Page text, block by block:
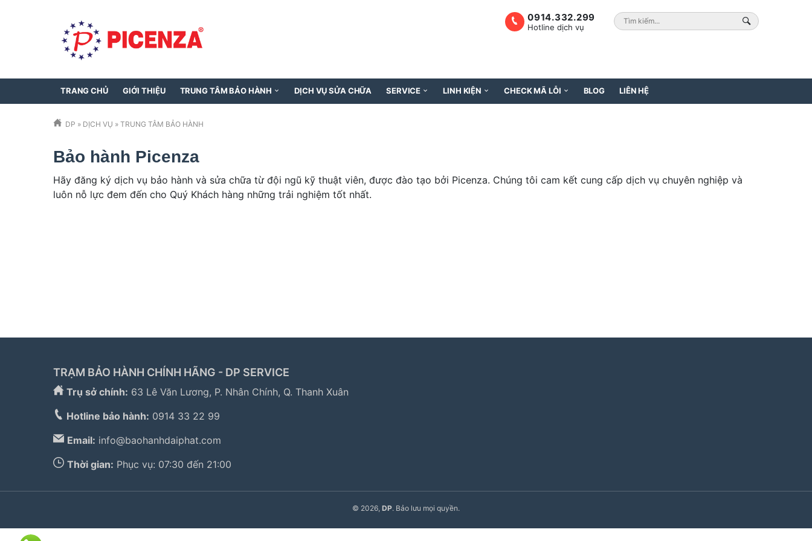
0914.332.299
Hotline dịch vụ
TRANG CHỦ GIỚI THIỆU TRUNG TÂM BẢO HÀNH DỊCH VỤ SỬA CHỮA SERVICE LINH KIỆN CHECK MÃ LỖI BLOG LIÊN HỆ
DP » DỊCH VỤ » TRUNG TÂM BẢO HÀNH
Bảo hành Picenza
Hãy đăng ký dịch vụ bảo hành và sửa chữa từ đội ngũ kỹ thuật viên, được đào tạo bởi Picenza. Chúng tôi cam kết cung cấp dịch vụ chuyên nghiệp và
luôn nỗ lực đem đến cho Quý Khách hàng những trải nghiệm tốt nhất.
TRẠM BẢO HÀNH CHÍNH HÃNG - DP SERVICE
Trụ sở chính: 63 Lê Văn Lương, P. Nhân Chính, Q. Thanh Xuân
Hotline bảo hành: 0914 33 22 99
Email: info@baohanhdaiphat.com
Thời gian: Phục vụ: 07:30 đến 21:00
© 2026, DP. Bảo lưu mọi quyền.